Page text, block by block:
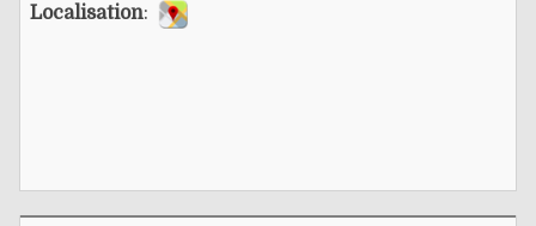
Localisation: